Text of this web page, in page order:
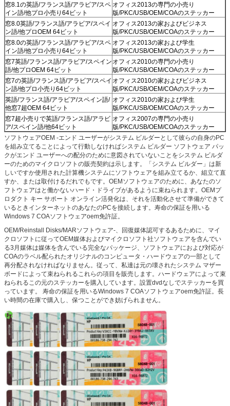
窓8.1の英語/フランス語/アラビア/スペ
イン語/他プロ小売り64ビット
オフィス2013の専門の小売り
版/PKC/USB/OEM/COAのステッカー
窓8.0英語/フランス語/アラビア/スペイ
ン語/他プロOEM 64ビット
オフィス2013の家およびビジネス
版/PKC/USB/OEM/COAのステッカー
窓8.0の英語/フランス語/アラビア/スペ
イン語/他プロ小売り64ビット
オフィス2013の家および学生
版/PKC/USB/OEM/COAのステッカー
窓7英語/フランス語/アラビア/スペイン
語/他プロOEM 64ビット
オフィス2010の専門の小売り
版/PKC/USB/OEM/COAのステッカー
窓7の英語/フランス語/アラビア/スペイ
ン語/他プロ小売り64ビット
オフィス2010の家およびビジネス
版/PKC/USB/OEM/COAのステッカー
英語/フランス語/アラビア/スペイン語/
他窓7超OEM 64ビット
オフィス2010の家および学生
版/PKC/USB/OEM/COAのステッカー
窓7超小売りで英語/フランス語/アラビ
ア/スペイン語/他64ビット
オフィス2007の専門の小売り
版/PKC/USB/OEM/COAのステッカー
ソフトウェアOEM -エンド ユーザーがシステム ビルダーとして彼らの自身のPC
を組み立てることによって行動しなければシステム ビルダー ソフトウェア パッ
クがエンド ユーザーへの配分のために意図されていないことをシステム ビルダ
ーのためのマイクロソフトの販売契約は示します。「システム ビルダー」は新
しいですか使用された計算機システムにソフトウェアを組み立てるか、組立て直
すか、または取付けるだれでもです。OEMソフトウェアのために、あなたのソ
フトウェアはと働かないハード・ドライブがあるように束ねられます。OEMプ
ロダクト キー サポート オンライン活発化は、それを活動化させて準備ができて
いるときインターネットのあなたのPCを接続します。寿命の保証を用いる
Windows 7 COAソフトウェアoem免許証。
OEM/Reinstall Disks/MARソフトウェア-、回復媒体認可するあるために、マイ
クロソフトに従ってOEM媒体およびマイクロソフト社ソフトウェアを含んでい
る3月媒体は媒体を含んでいる完全なパッケージ、ソフトウェアにおよび対応が
COAのラベル配られたオリジナルのコンピュータ・ハードウェアの一部として
再分配されなければなりません。従って、私達は元の壊されたシステム マザー
ボードによって束ねられるこれらの項目を販売します。ハードウェアによって束
ねられるこの元のステッカーを購入しています。設置dvdなしでステッカーを買
っています。 寿命の保証を用いるWindows 7 COAソフトウェアoem免許証。長
い時間の在庫で購入し、保つことができ妨げられません。